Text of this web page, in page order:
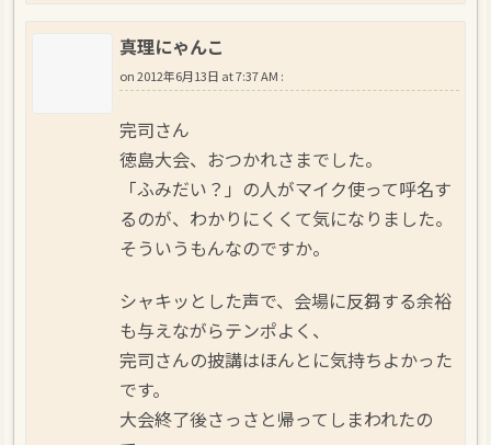
真理にゃんこ
on2012年6月13日 at 7:37 AM :
完司さん
徳島大会、おつかれさまでした。
「ふみだい？」の人がマイク使って呼名す
るのが、わかりにくくて気になりました。
そういうもんなのですか。
シャキッとした声で、会場に反芻する余裕
も与えながらテンポよく、
完司さんの披講はほんとに気持ちよかった
です。
大会終了後さっさと帰ってしまわれたの